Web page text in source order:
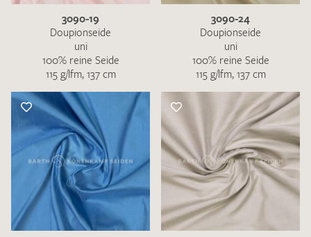
3090-19
Doupionseide
uni
100% reine Seide
115 g/lfm, 137 cm
3090-24
Doupionseide
uni
100% reine Seide
115 g/lfm, 137 cm